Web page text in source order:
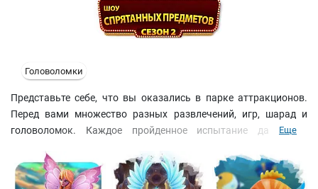
Головоломки
Представьте себе, что вы оказались в парке аттракционов.
Перед вами множество разных развлечений, игр, шарад и
головоломок. Каждое пройденное испытание дает вам
обменять в магазине на призы. Поиск предметов, поиск
отличий на двух практически одинаковых картинках, тир – вот
Еще